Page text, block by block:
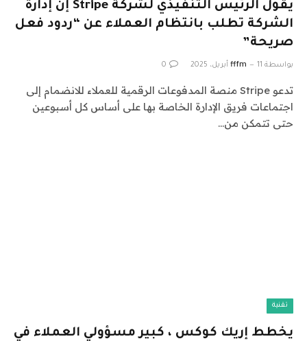
يقول الرئيس التنفيذي لشركة Stripe إن إدارة
الشركة تطلب بانتظام العملاء عن “ردود فعل
صريحة”
بواسطة fffm 11 أبريل، 2025 0
تدعو Stripe منصة المدفوعات الرقمية للعملاء للانضمام إلى
اجتماعات فريق الإدارة الخاصة بها على أساس كل أسبوعين
حتى تتمكن من…
تقنية
يخطط إريك كوكس ، كبير مسؤولي العملاء في